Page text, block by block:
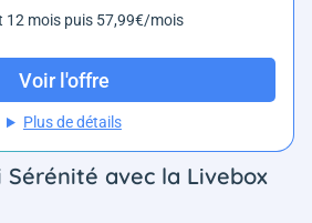
12 mois puis 57,99€/mois
Voir l'offre
Plus de détails
Sérénité avec la Livebox